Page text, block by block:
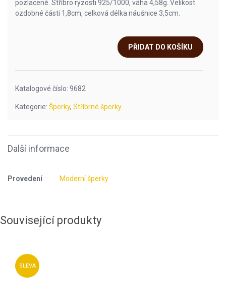
pozlacené. Stříbro ryzosti 925/1000, váha 4,58g. Velikost
ozdobné části 1,8cm, celková délka náušnice 3,5cm.
PŘIDAT DO KOŠÍKU
Katalogové číslo: 9682
Kategorie: Šperky, Stříbrné šperky
Další informace
Provedení Moderní šperky
Související produkty
SLEVA